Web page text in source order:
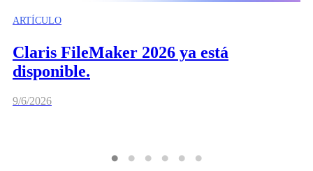
ARTÍCULO
Claris FileMaker 2026 ya está
disponible.
9/6/2026